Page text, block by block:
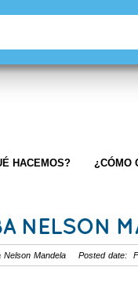
HACEMOS? ¿CÓMO
NELSON
Nelson Mandela Posted date: